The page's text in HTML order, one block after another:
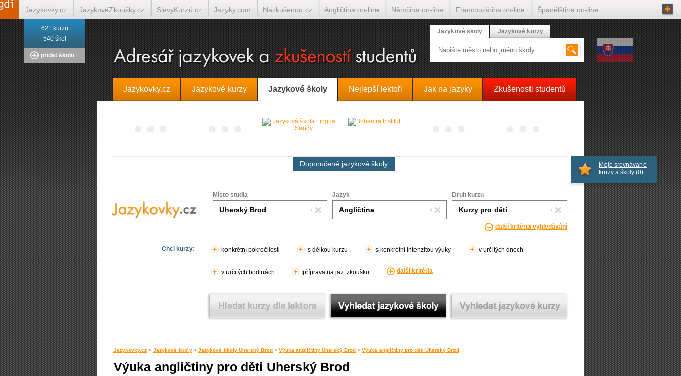
Jazykovky.cz Jazykové kurzy Jazykové školy Nejlepší lektoři Jak na jazyky Zkušenosti studentů
Doporučené jazykové školy
Místo studia Jazyk Druh kurzu
další kritéria vyhledávání
Chci kurzy: konkrétní pokročilosti s délkou kurzu s konkrétní intenzitou výuky v určitých dnech
v určitých hodinách příprava na jaz. zkoušku další kritéria
Jazykovky.cz > Jazykové školy > Jazykové školy Uherský Brod > Výuka angličtiny Uherský Brod > Výuka angličtiny pro děti Uherský Brod
Výuka angličtiny pro děti Uherský Brod
Moje srovnávané
kurzy a školy (0)
621 kurzů
540 škol
přidat školu
Jazykové školy Jazykové kurzy
Jazykovky.cz JazykovéZkoušky.cz SlevyKurzů.cz Jazyky.com Nazkušenou.cz Angličtina on-line Němčina on-line Francouzština on-line Španělština on-line
Italština on-line Tlumočení-Překlady.cz Překládá.cz Tlumočí.cz